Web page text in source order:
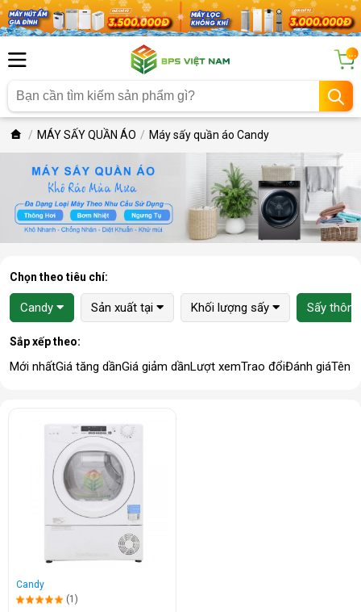
...
MÁY SẤY QUẦN ÁO Máy sấy quần áo Candy
Chọn theo tiêu chí:
Candy Sản xuất tại Khối lượng sấy Sấy
Sắp xếp theo:
Mới nhấtGiá tăng dầnGiá giảm dầnLượt xemTrao đổiĐánh giáTên
Candy
(1)